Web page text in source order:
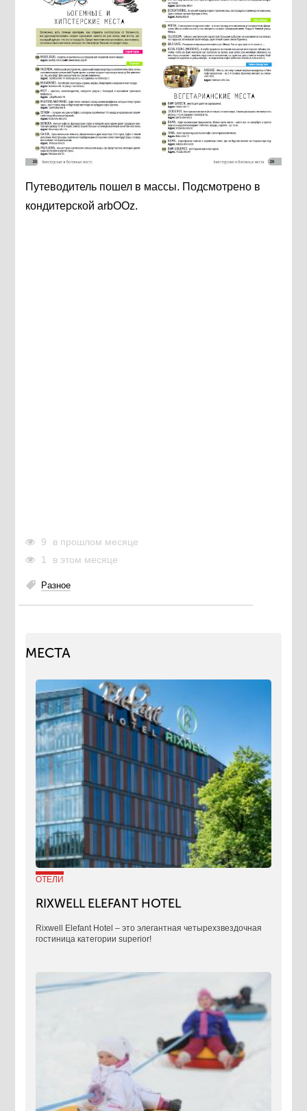
Путеводитель пошел в массы. Подсмотрено в
кондитерской arbOOz.
9
в прошлом месяце
1
в этом месяце
Разное
МЕСТА
ОТЕЛИ
RIXWELL ELEFANT HOTEL
Rixwell Elefant Hotel ‒ это элегантная четырехзвездочная
гостиница категории superior!